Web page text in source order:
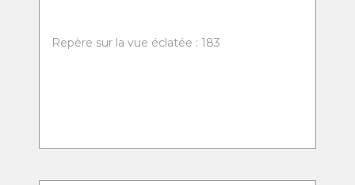
Repère sur la vue éclatée : 183